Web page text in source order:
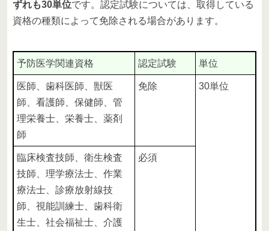
ずれも30単位です。認定試験については、取得している
資格の種類によって免除される場合があります。
予防医学関連資格 認定試験 単位
医師、歯科医師、獣医
師、看護師、保健師、管
理栄養士、栄養士、薬剤
師
免除 30単位
臨床検査技師、衛生検査
技師、理学療法士、作業
療法士、診療放射線技
師、視能訓練士、歯科衛
生士、社会福祉士、介護
必須